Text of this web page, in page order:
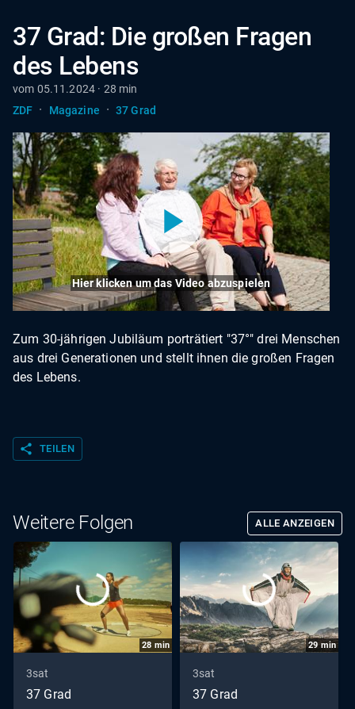
37 Grad: Die großen Fragen
des Lebens
vom 05.11.2024 · 28 min
ZDF · Magazine · 37 Grad
Hier klicken um das Video abzuspielen
Zum 30-jährigen Jubiläum porträtiert "37°" drei Menschen
aus drei Generationen und stellt ihnen die großen Fragen
des Lebens.
share TEILEN
Weitere Folgen ALLE ANZEIGEN
28 min
3sat
37 Grad
29min
3sat
37 Grad